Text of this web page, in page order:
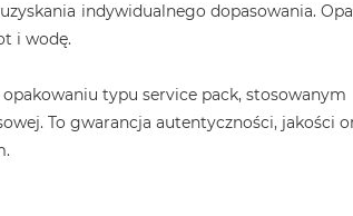
indywidualnego dopasowania.
i wodę.
typu service pack, stosowanym
To gwarancja autentyczności, jakości